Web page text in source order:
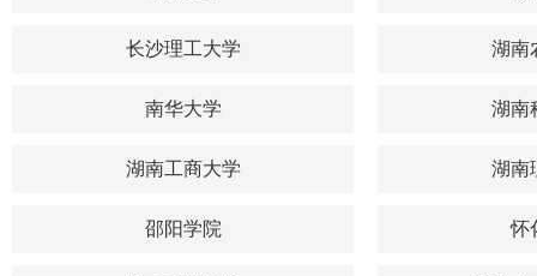
长沙理工大学 湖南
南华大学 湖南
湖南工商大学 湖南
邵阳学院 怀